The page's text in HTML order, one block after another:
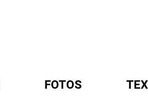
FOTOS